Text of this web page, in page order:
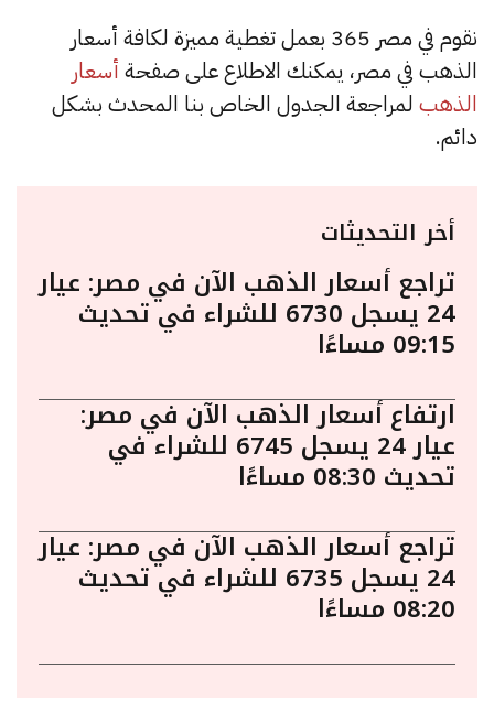
نقوم في مصر 365 بعمل تغطية مميزة لكافة أسعار
الذهب في مصر، يمكنك الاطلاع على صفحة أسعار
الذهب لمراجعة الجدول الخاص بنا المحدث بشكل
دائم.
أخر التحديثات
تراجع أسعار الذهب الآن في مصر: عيار
24 يسجل 6730 للشراء في تحديث
09:15 مساءًا
ارتفاع أسعار الذهب الآن في مصر:
عيار 24 يسجل 6745 للشراء في
تحديث 08:30 مساءًا
تراجع أسعار الذهب الآن في مصر: عيار
24 يسجل 6735 للشراء في تحديث
08:20 مساءًا